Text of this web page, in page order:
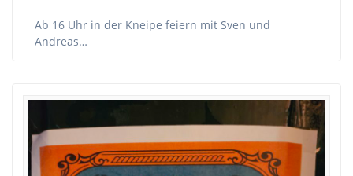
Ab 16 Uhr in der Kneipe feiern mit Sven und
Andreas…